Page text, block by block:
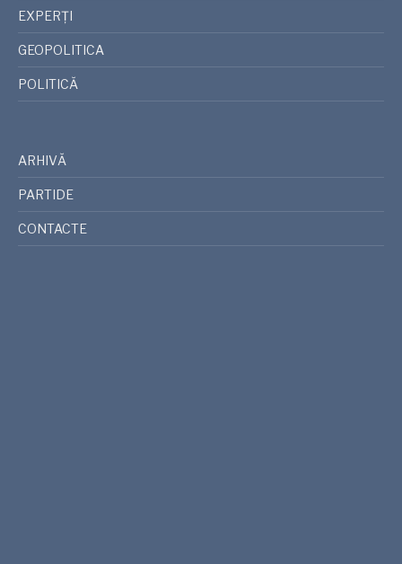
EXPERȚI
GEOPOLITICA
POLITICĂ
ARHIVĂ
PARTIDE
CONTACTE